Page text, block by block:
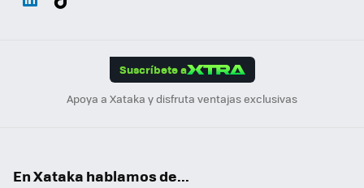
Suscríbete a
Apoya a Xataka y disfruta ventajas exclusivas
En Xataka hablamos de...